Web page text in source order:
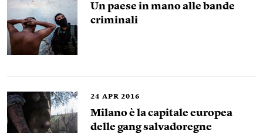
Un paese in mano alle bande
criminali
24 APR 2016
Milano è la capitale europea
delle gang salvadoregne